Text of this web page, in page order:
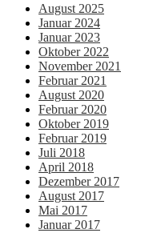
August 2025
Januar 2024
Januar 2023
Oktober 2022
November 2021
Februar 2021
August 2020
Februar 2020
Oktober 2019
Februar 2019
Juli 2018
April 2018
Dezember 2017
August 2017
Mai 2017
Januar 2017